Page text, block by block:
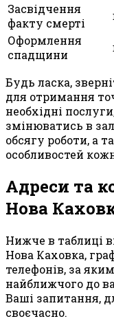
Засвідчення
факту смерті
Оформлення
спадщини
Будь ласка,
для отримання
необхідні
змінюватись в
обсягу роботи, а
особливостей
Адреси та
Нова
Нижче в таблиці
Нова Каховка,
телефонів, за
найближчого до
Ваші запитання,
своєчасно.